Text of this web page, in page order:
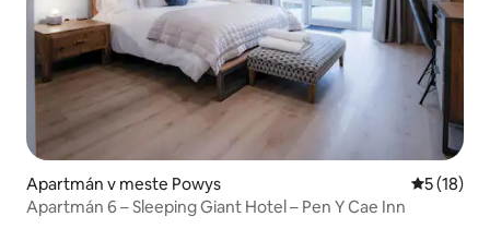
Apartmán v meste Powys
5 (18)
Apartmán 6 – Sleeping Giant Hotel – Pen Y Cae Inn